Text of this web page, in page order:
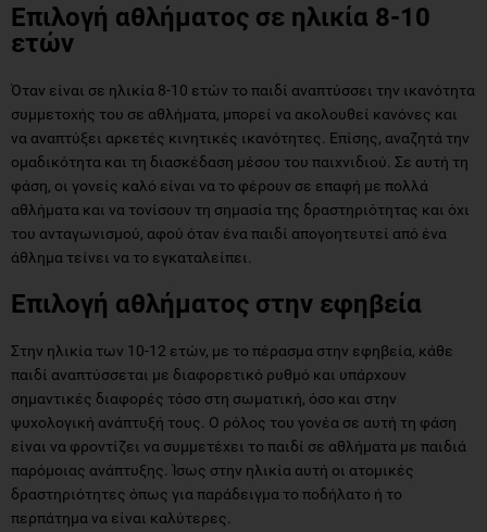
Επιλογή αθλήματος σε ηλικία 8-10
ετών
Όταν είναι σε ηλικία 8-10 ετών το παιδί αναπτύσσει την ικανότητα
συμμετοχής του σε αθλήματα, μπορεί να ακολουθεί κανόνες και
να αναπτύξει αρκετές κινητικές ικανότητες. Επίσης, αναζητά την
ομαδικότητα και τη διασκέδαση μέσου του παιχνιδιού. Σε αυτή τη
φάση, οι γονείς καλό είναι να το φέρουν σε επαφή με πολλά
αθλήματα και να τονίσουν τη σημασία της δραστηριότητας και όχι
του ανταγωνισμού, αφού όταν ένα παιδί απογοητευτεί από ένα
άθλημα τείνει να το εγκαταλείπει.
Επιλογή αθλήματος στην εφηβεία
Στην ηλικία των 10-12 ετών, με το πέρασμα στην εφηβεία, κάθε
παιδί αναπτύσσεται με διαφορετικό ρυθμό και υπάρχουν
σημαντικές διαφορές τόσο στη σωματική, όσο και στην
ψυχολογική ανάπτυξή τους. Ο ρόλος του γονέα σε αυτή τη φάση
είναι να φροντίζει να συμμετέχει το παιδί σε αθλήματα με παιδιά
παρόμοιας ανάπτυξης. Ίσως στην ηλικία αυτή οι ατομικές
δραστηριότητες όπως για παράδειγμα το ποδήλατο ή το
περπάτημα να είναι καλύτερες.